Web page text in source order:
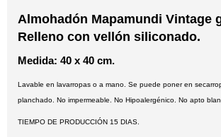
Almohadón Mapamundi Vintage
Relleno con vellón siliconado.
Medida: 40 x 40 cm.
Lavable en lavarropas o a mano. Se puede poner en
planchado. No impermeable. No Hipoalergénico. No apto
TIEMPO DE PRODUCCIÓN 15 DIAS.